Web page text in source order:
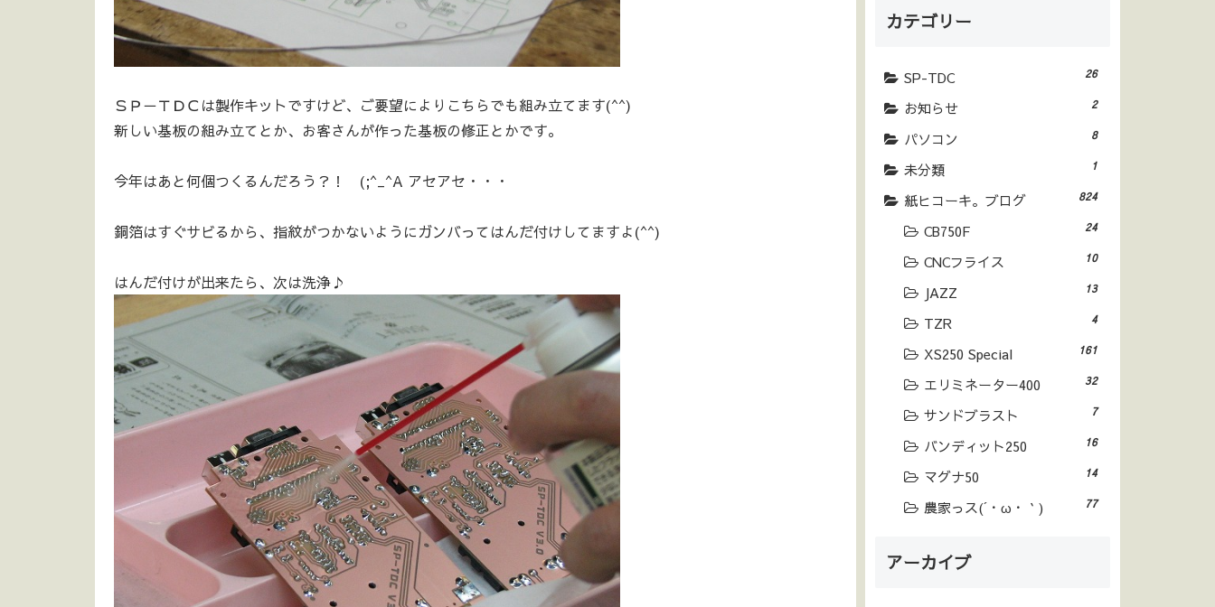
ＳＰ－ＴＤＣは製作キットですけど、ご要望によりこちらでも組み立てます(^^)
新しい基板の組み立てとか、お客さんが作った基板の修正とかです。
今年はあと何個つくるんだろう？！ (;^_^A アセアセ・・・
銅箔はすぐサビるから、指紋がつかないようにガンバってはんだ付けしてますよ(^^)
はんだ付けが出来たら、次は洗浄♪
カテゴリー
SP-TDC 26
お知らせ 2
パソコン 8
未分類 1
紙ヒコーキ。ブログ 824
CB750F 24
CNCフライス 10
JAZZ 13
TZR 4
XS250 Special 161
エリミネーター400 32
サンドブラスト 7
バンディット250 16
マグナ50 14
農家っス(´・ω・｀) 77
アーカイブ